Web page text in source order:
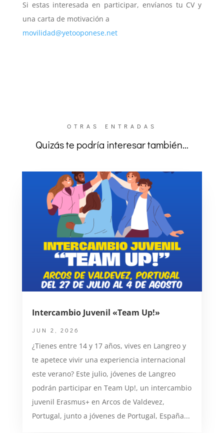
Si estas interesada en participar, envíanos tu CV y
una carta de motivación a
movilidad@yetooponese.net
OTRAS ENTRADAS
Quizás te podría interesar también…
Intercambio Juvenil «Team Up!»
JUN 2, 2026
¿Tienes entre 14 y 17 años, vives en Langreo y
te apetece vivir una experiencia internacional
este verano? Este julio, jóvenes de Langreo
podrán participar en Team Up!, un intercambio
juvenil Erasmus+ en Arcos de Valdevez,
Portugal, junto a jóvenes de Portugal, España...